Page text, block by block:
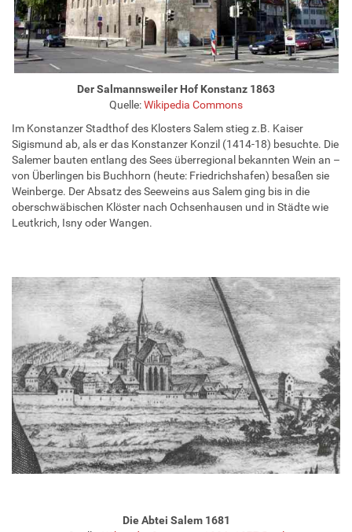
Der Salmannsweiler Hof Konstanz 1863
Quelle:Wikipedia Commons
Im Konstanzer Stadthof des Klosters Salem stieg z.B. Kaiser
Sigismund ab, als er das Konstanzer Konzil (1414-18) besuchte. Die
Salemer bauten entlang des Sees überregional bekannten Wein an –
von Überlingen bis Buchhorn (heute: Friedrichshafen) besaßen sie
Weinberge. Der Absatz des Seeweins aus Salem ging bis in die
oberschwäbischen Klöster nach Ochsenhausen und in Städte wie
Leutkrich, Isny oder Wangen.
Die Abtei Salem 1681